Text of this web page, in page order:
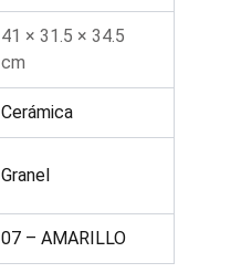
41 × 31.5 × 34.5
cm
Cerámica
Granel
07 – AMARILLO